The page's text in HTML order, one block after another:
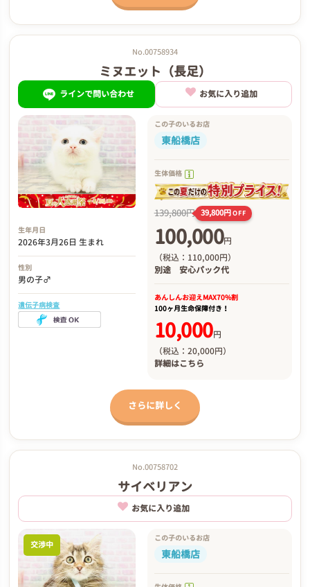
No.00758934
ミヌエット（長足）
ラインで問い合わせ お気に入り追加
生年月日
2026年3月26日 生まれ
性別
男の子♂
遺伝子病検査
この子のいるお店
東船橋店
生体価格
139,800円 39,800円OFF
100,000円
（税込：110,000円）
別途 安心パック代
あんしんお迎えMAX70%割
100ヶ月生命保障付き！
10,000円
（税込：20,000円）
詳細はこちら
さらに詳しく
No.00758702
サイベリアン
お気に入り追加
交渉中
この子のいるお店
東船橋店